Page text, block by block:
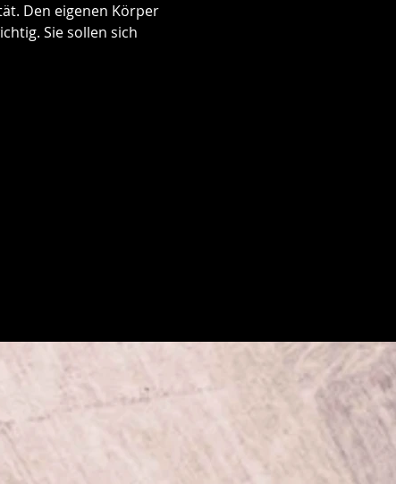
Den eigenen Körper
Sie sollen sich